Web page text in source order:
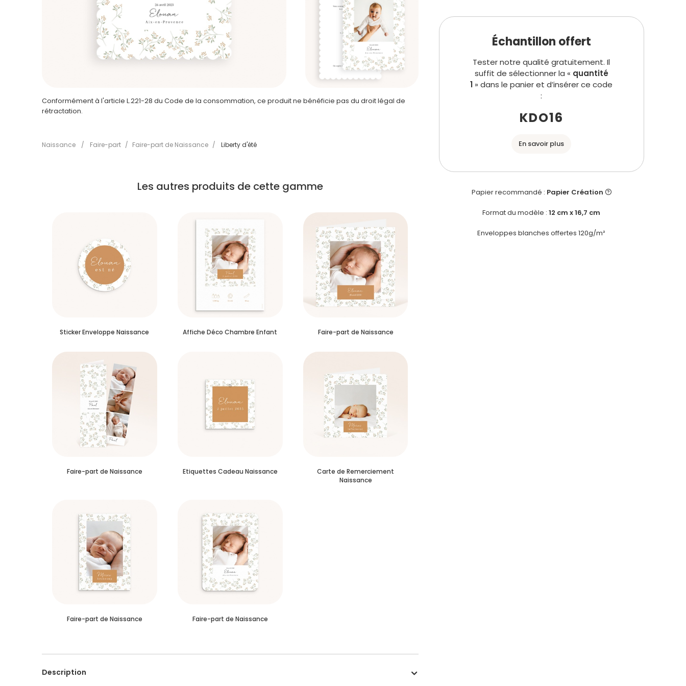
Papier recommandé : Papier Création
Format du modèle : 12 cm x 16,7 cm
Enveloppes blanches offertes 120g/m²
Échantillon offert
Tester notre qualité gratuitement. Il
suffit de sélectionner la « quantité
1 » dans le panier et d’insérer ce code
:
KDO16
En savoir plus
Naissance / Faire-part / Faire-part de Naissance / Liberty d'été
Description
Conformément à l'article L.221-28 du Code de la consommation, ce produit ne bénéficie pas du droit légal de
rétractation.
Les autres produits de cette gamme
Sticker Enveloppe Naissance Affiche Déco Chambre Enfant Faire-part de Naissance
Faire-part de Naissance Etiquettes Cadeau Naissance
Carte de Remerciement
Naissance
Faire-part de Naissance Faire-part de Naissance